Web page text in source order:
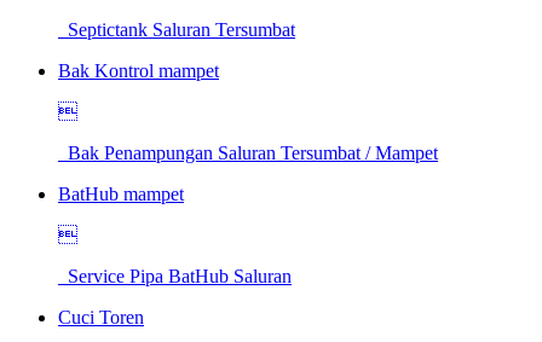
Septictank Saluran Tersumbat
Bak Kontrol mampet

Bak Penampungan Saluran Tersumbat / Mampet
BatHub mampet

Service Pipa BatHub Saluran
Cuci Toren